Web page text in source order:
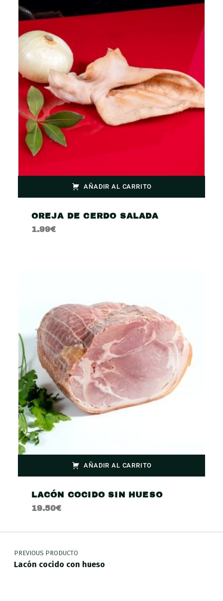
AÑADIR AL CARRITO
OREJA DE CERDO SALADA
1.99€
AÑADIR AL CARRITO
LACÓN COCIDO SIN HUESO
19.50€
PREVIOUS PRODUCTO
Lacón cocido con hueso